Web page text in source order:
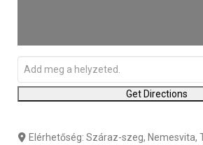
Elérhetőség: Száraz-szeg, Nemesvita,